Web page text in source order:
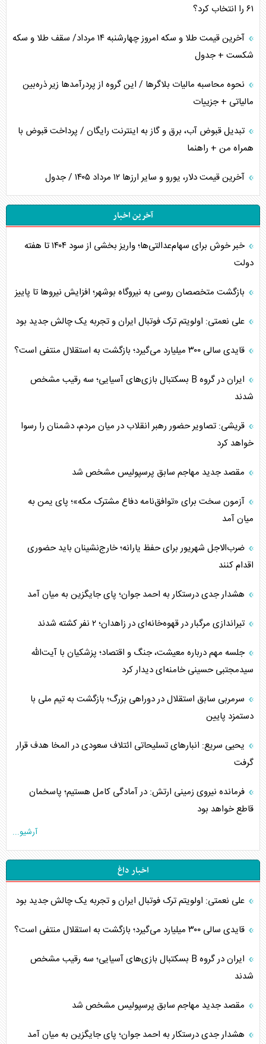
۶۱ را انتخاب کرد؟
آخرین قیمت طلا و سکه امروز چهارشنبه ۱۴ مرداد/ سقف طلا و سکه
شکست + جدول
نحوه محاسبه مالیات بلاگر‌ها / این گروه از پردرآمد‌ها زیر ذره‌بین
مالیاتی + جزییات
تبدیل قبوض آب، برق و گاز به اینترنت رایگان / پرداخت قبوض با
همراه من + راهنما
آخرین قیمت دلار، یورو و سایر ارز‌ها ۱۲ مرداد ۱۴۰۵ / جدول
آخرین اخبار
خبر خوش برای سهام‌عدالتی‌ها؛ واریز بخشی از سود ۱۴۰۴ تا هفته
دولت
بازگشت متخصصان روسی به نیروگاه بوشهر؛ افزایش نیروها تا پاییز
علی نعمتی: اولویتم ترک فوتبال ایران و تجربه یک چالش جدید بود
قایدی سالی ۳۰۰ میلیارد می‌گیرد؛ بازگشت به استقلال منتفی است؟
ایران در گروه B بسکتبال بازی‌های آسیایی؛ سه رقیب مشخص
شدند
قریشی: تصاویر حضور رهبر انقلاب در میان مردم، دشمنان را رسوا
خواهد کرد
مقصد جدید مهاجم سابق پرسپولیس مشخص شد
آزمون سخت برای «توافق‌نامه دفاع مشترک مکه»؛ پای یمن به
میان آمد
ضرب‌الاجل شهریور برای حفظ یارانه؛ خارج‌نشینان باید حضوری
اقدام کنند
هشدار جدی درستکار به احمد جوان؛ پای جایگزین به میان آمد
تیراندازی مرگبار در قهوه‌خانه‌ای در زاهدان؛ ۲ نفر کشته شدند
جلسه مهم درباره معیشت، جنگ و اقتصاد؛ پزشکیان با آیت‌الله
سیدمجتبی حسینی خامنه‌ای دیدار کرد
سرمربی سابق استقلال در دوراهی بزرگ؛ بازگشت به تیم ملی با
دستمزد پایین
یحیی سریع: انبارهای تسلیحاتی ائتلاف سعودی در المخا هدف قرار
گرفت
فرمانده نیروی زمینی ارتش: در آمادگی کامل هستیم؛ پاسخمان
قاطع خواهد بود
آرشیو...
اخبار داغ
علی نعمتی: اولویتم ترک فوتبال ایران و تجربه یک چالش جدید بود
قایدی سالی ۳۰۰ میلیارد می‌گیرد؛ بازگشت به استقلال منتفی است؟
ایران در گروه B بسکتبال بازی‌های آسیایی؛ سه رقیب مشخص
شدند
مقصد جدید مهاجم سابق پرسپولیس مشخص شد
هشدار جدی درستکار به احمد جوان؛ پای جایگزین به میان آمد